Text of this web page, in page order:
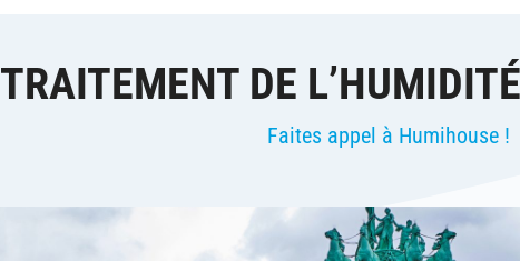
TRAITEMENT DE
Faites appel à Humihouse !